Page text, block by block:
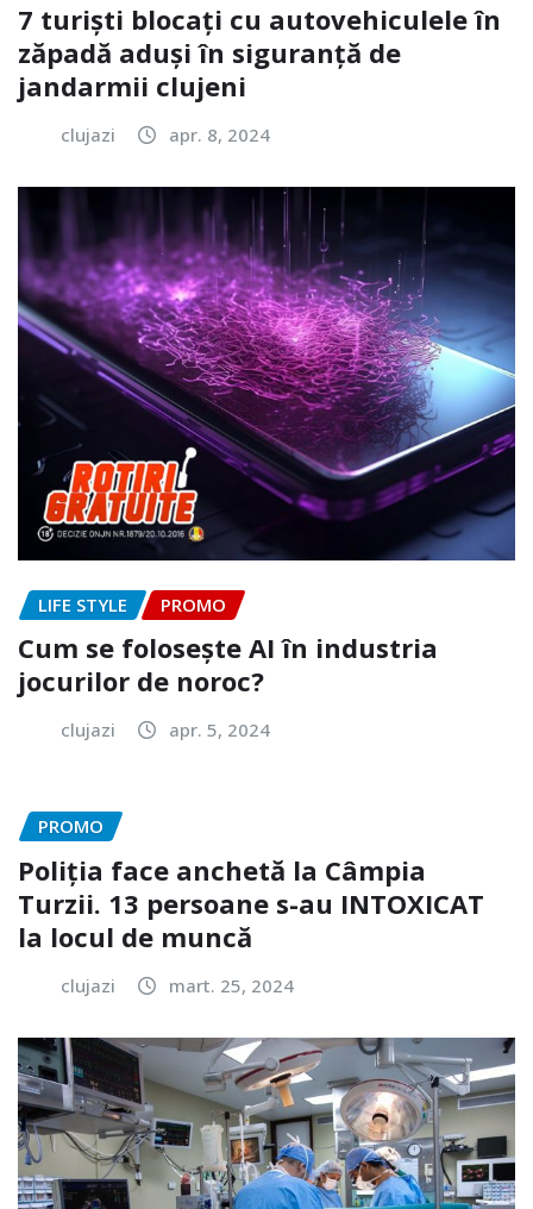
7 turiști blocați cu autovehiculele în
zăpadă aduși în siguranță de
jandarmii clujeni
clujazi apr. 8, 2024
LIFE STYLE PROMO
Cum se folosește AI în industria
jocurilor de noroc?
clujazi apr. 5, 2024
PROMO
Poliția face anchetă la Câmpia
Turzii. 13 persoane s-au INTOXICAT
la locul de muncă
clujazi mart. 25, 2024